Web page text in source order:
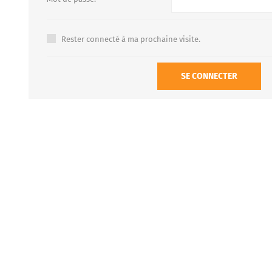
À BOIS
Rester connecté à ma prochaine visite.
SE CONNECTER